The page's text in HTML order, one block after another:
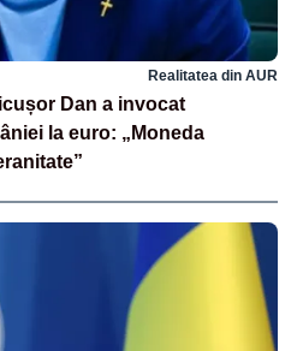
Realitatea din AUR
Dan a invocat
la euro: „Moneda